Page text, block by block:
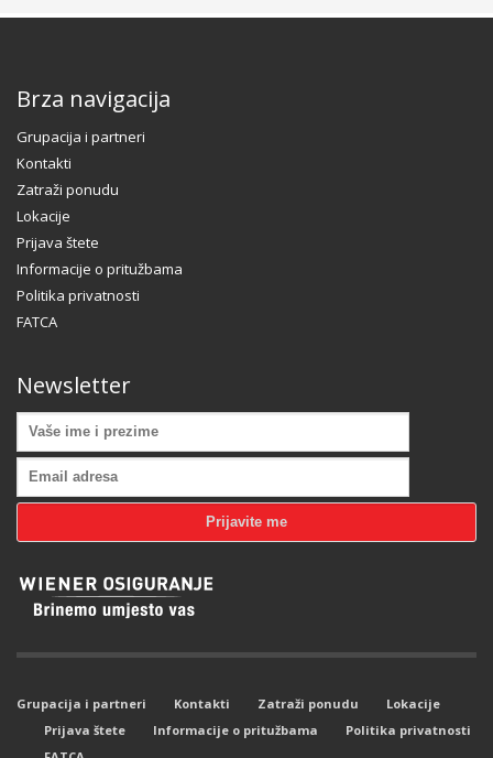
Brza navigacija
Grupacija i partneri
Kontakti
Zatraži ponudu
Lokacije
Prijava štete
Informacije o pritužbama
Politika privatnosti
FATCA
Newsletter
Grupacija i partneri Kontakti Zatraži ponudu
Lokacije
Prijava štete
Informacije o pritužbama
Politika privatnosti